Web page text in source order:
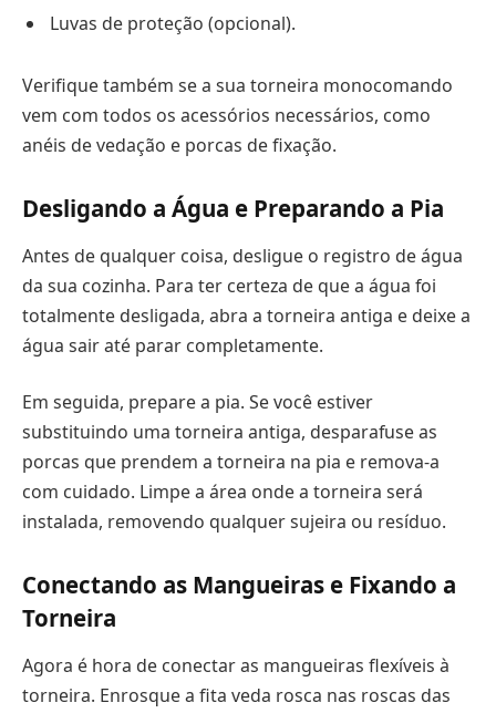
Luvas de proteção (opcional).
Verifique também se a sua torneira monocomando
vem com todos os acessórios necessários, como
anéis de vedação e porcas de fixação.
Desligando a Água e Preparando a Pia
Antes de qualquer coisa, desligue o registro de água
da sua cozinha. Para ter certeza de que a água foi
totalmente desligada, abra a torneira antiga e deixe a
água sair até parar completamente.
Em seguida, prepare a pia. Se você estiver
substituindo uma torneira antiga, desparafuse as
porcas que prendem a torneira na pia e remova-a
com cuidado. Limpe a área onde a torneira será
instalada, removendo qualquer sujeira ou resíduo.
Conectando as Mangueiras e Fixando a
Torneira
Agora é hora de conectar as mangueiras flexíveis à
torneira. Enrosque a fita veda rosca nas roscas das